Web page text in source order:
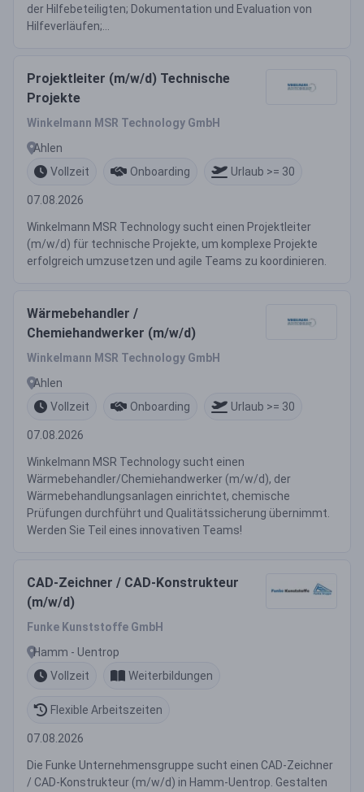
der Hilfebeteiligten; Dokumentation und Evaluation von
Hilfeverläufen;...
Projektleiter (m/w/d) Technische
Projekte
Winkelmann MSR Technology GmbH
Ahlen
Vollzeit
Onboarding Urlaub >= 30
07.08.2026
Winkelmann MSR Technology sucht einen Projektleiter
(m/w/d) für technische Projekte, um komplexe Projekte
erfolgreich umzusetzen und agile Teams zu koordinieren.
Wärmebehandler /
Chemiehandwerker (m/w/d)
Winkelmann MSR Technology GmbH
Ahlen
Vollzeit
Onboarding Urlaub >= 30
07.08.2026
Winkelmann MSR Technology sucht einen
Wärmebehandler/Chemiehandwerker (m/w/d), der
Wärmebehandlungsanlagen einrichtet, chemische
Prüfungen durchführt und Qualitätssicherung übernimmt.
Werden Sie Teil eines innovativen Teams!
CAD-Zeichner / CAD-Konstrukteur
(m/w/d)
Funke Kunststoffe GmbH
Hamm - Uentrop
Vollzeit
Weiterbildungen
Flexible Arbeitszeiten
07.08.2026
Die Funke Unternehmensgruppe sucht einen CAD-Zeichner
/ CAD-Konstrukteur (m/w/d) in Hamm-Uentrop. Gestalten